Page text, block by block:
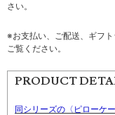
さい。
※お支払い、ご配送、ギフ
ご覧ください。
PRODUCT
同シリーズの〈ピローケ